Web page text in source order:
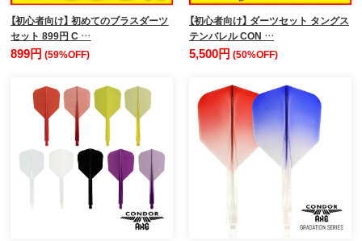
【初心者向け】 初めてのブラスダーツ
セット 899円 C …
899円(59%OFF)
【初心者向け】 ダーツセット タングス
テンバレル CON …
5,500円 (50%OFF)